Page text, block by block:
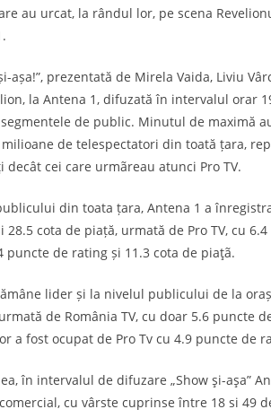
au urcat, la rândul lor, pe scena
așa!”, prezentată de Mirela Vaida, Liviu
la Antena 1, difuzată în intervalul orar
de public. Minutul de maximă
de telespectatori din toată țara,
cei care urmãreau atunci Pro TV.
din toata țara, Antena 1 a
cota de piață, urmată de Pro TV, cu
puncte de rating și 11.3 cota de piaţã.
lider și la nivelul publicului de la
de România TV, cu doar 5.6 puncte
a fost ocupat de Pro Tv cu 4.9 puncte de
intervalul de difuzare „Show şi-aşa”
cu vârste cuprinse între 18 si 49